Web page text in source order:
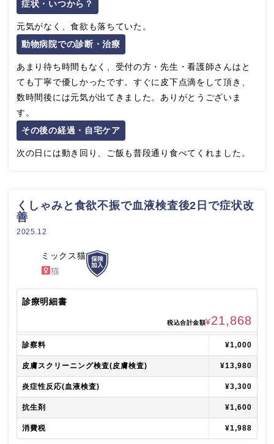
症状・いつから？
元気がなく、食欲も落ちていた。
動物病院での診断・治療
あまり待ち時間もなく、受付の方・先生・看護師さんはと
ても丁寧で優しかったです。すぐに皮下点滴をして頂き、
数時間後には元気が出てきました。ありがとうございま
す。
その後の経過・自宅ケア
次の日には動き回り、ご飯も普段通り食べてくれました。
くしゃみと食欲不振で血液検査後2日で症状改
善
2025.12
ミックス猫
猫
診療明細書
税込合計金額¥21,868
診察料 ¥1,000
皮膚スクリーニング検査(皮膚検査) ¥13,980
炎症性反応(血液検査) ¥3,300
抗生剤 ¥1,600
消費税 ¥1,988